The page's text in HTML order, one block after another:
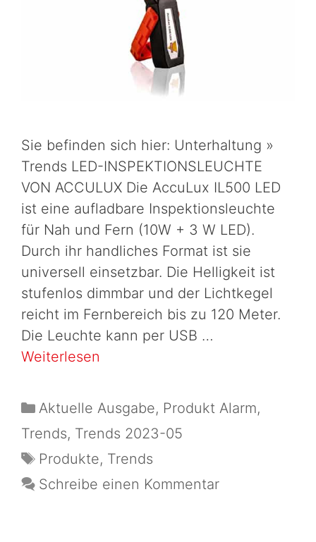
Sie befinden sich hier: Unterhaltung »
Trends LED-INSPEKTIONSLEUCHTE
VON ACCULUX Die AccuLux IL500 LED
ist eine aufladbare Inspektionsleuchte
für Nah und Fern (10W + 3 W LED).
Durch ihr handliches Format ist sie
universell einsetzbar. Die Helligkeit ist
stufenlos dimmbar und der Lichtkegel
reicht im Fernbereich bis zu 120 Meter.
Die Leuchte kann per USB …
Weiterlesen
Aktuelle Ausgabe, Produkt Alarm,
Trends, Trends 2023-05
Produkte, Trends
Schreibe einen Kommentar